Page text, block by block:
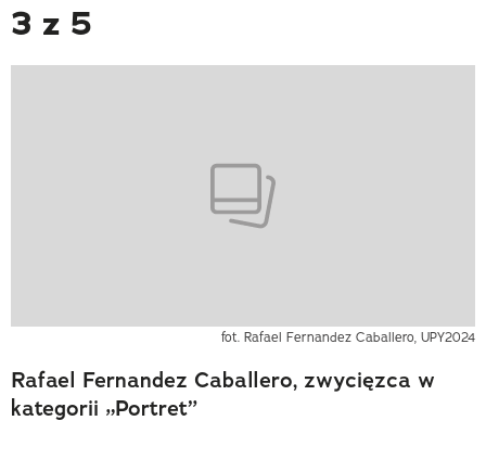
3 z 5
fot. Rafael Fernandez Caballero, UPY2024
Rafael Fernandez Caballero, zwycięzca w
kategorii „Portret”